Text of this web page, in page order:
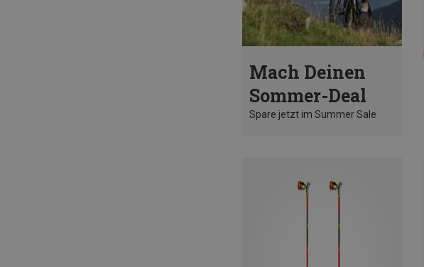
Mach Deinen
Sommer-Deal
Spare jetzt im Summer Sale